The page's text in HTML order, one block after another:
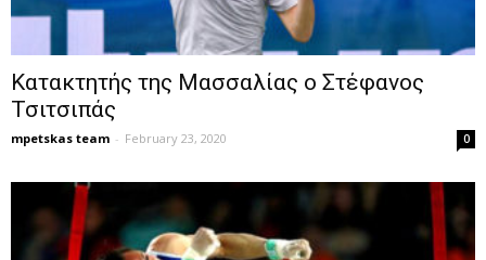
Κατακτητής της Μασσαλίας ο Στέφανος
Τσιτσιπάς
mpetskas team - February 23, 2020 0